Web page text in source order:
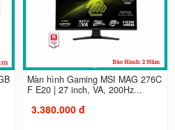
Màn hình Gaming MSI MAG 276C
F E20 | 27 inch, VA, 200Hz...
3.380.000 đ